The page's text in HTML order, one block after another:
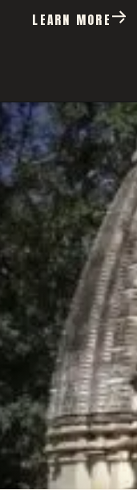
LEARN MORE